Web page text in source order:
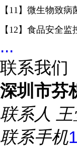
【11】微生物致病
【12】食品安全
...
联系我们
深圳市芬
联系人
联系手机